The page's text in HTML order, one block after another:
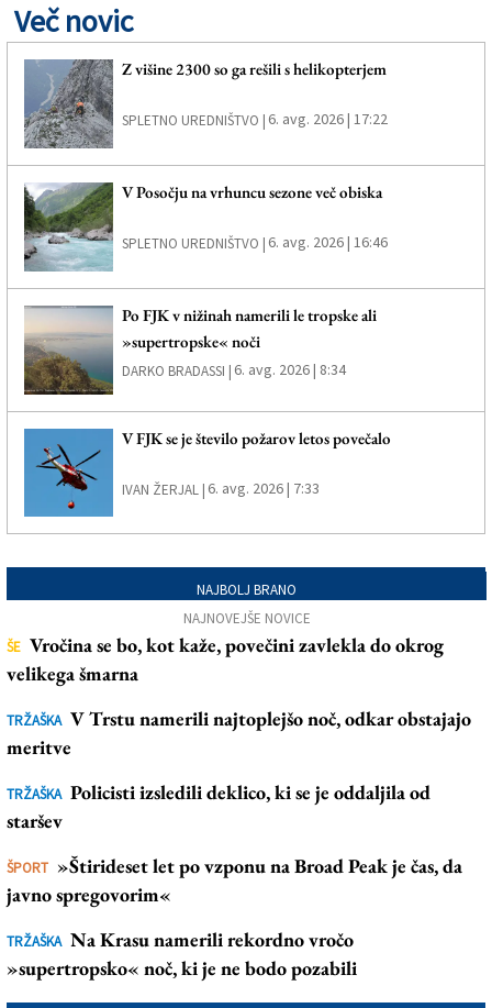
Več novic
Z višine 2300 so ga rešili s helikopterjem
SPLETNO UREDNIŠTVO | 6. avg. 2026 | 17:22
V Posočju na vrhuncu sezone več obiska
SPLETNO UREDNIŠTVO | 6. avg. 2026 | 16:46
Po FJK v nižinah namerili le tropske ali
»supertropske« noči
DARKO BRADASSI | 6. avg. 2026 | 8:34
V FJK se je število požarov letos povečalo
IVAN ŽERJAL | 6. avg. 2026 | 7:33
NAJBOLJ BRANO
NAJNOVEJŠE NOVICE
ŠE Vročina se bo, kot kaže, povečini zavlekla do okrog
velikega šmarna
TRŽAŠKA V Trstu namerili najtoplejšo noč, odkar obstajajo
meritve
TRŽAŠKA Policisti izsledili deklico, ki se je oddaljila od
staršev
ŠPORT »Štirideset let po vzponu na Broad Peak je čas, da
javno spregovorim«
TRŽAŠKA Na Krasu namerili rekordno vročo
»supertropsko« noč, ki je ne bodo pozabili